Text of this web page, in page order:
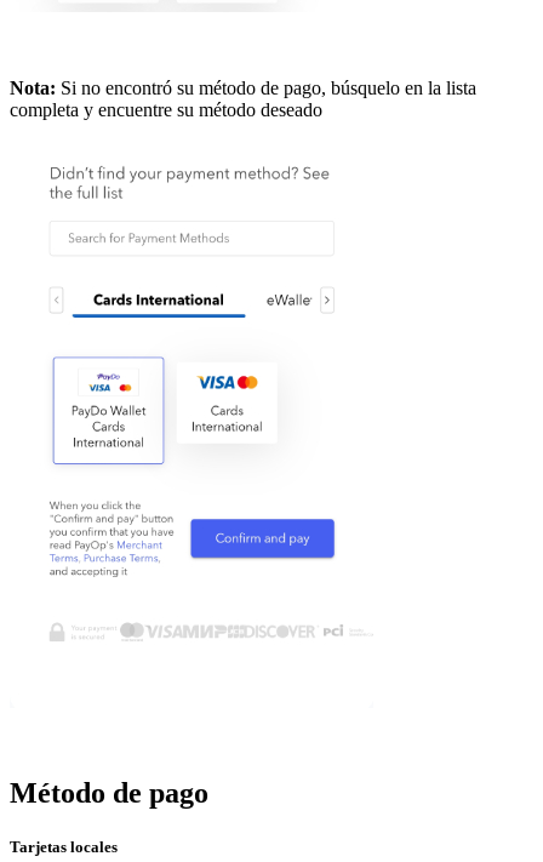
Nota: Si no encontró su método de pago, búsquelo en la lista
completa y encuentre su método deseado
Método de pago
Tarjetas locales